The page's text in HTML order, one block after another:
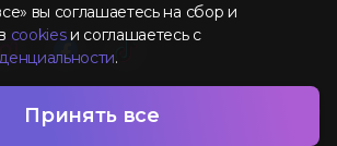
AVADA
вы соглашаетесь на сбор и
cookiesи соглашаетесь с
.
Принять все